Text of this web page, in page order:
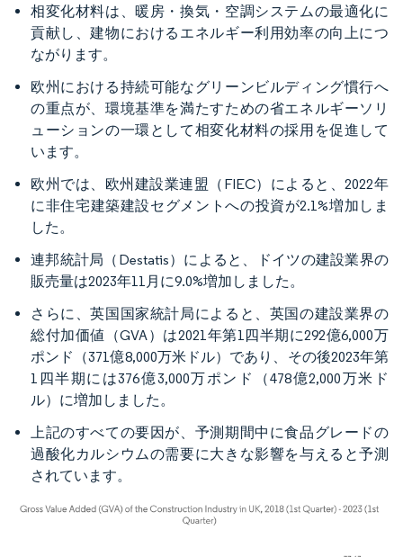
相変化材料は、暖房・換気・空調システムの最適化に
貢献し、建物におけるエネルギー利用効率の向上につ
ながります。
欧州における持続可能なグリーンビルディング慣行へ
の重点が、環境基準を満たすための省エネルギーソリ
ューションの一環として相変化材料の採用を促進して
います。
欧州では、欧州建設業連盟（FIEC）によると、2022年
に非住宅建築建設セグメントへの投資が2.1%増加しま
した。
連邦統計局（Destatis）によると、ドイツの建設業界の
販売量は2023年11月に9.0%増加しました。
さらに、英国国家統計局によると、英国の建設業界の
総付加価値（GVA）は2021年第1四半期に292億6,000万
ポンド（371億8,000万米ドル）であり、その後2023年第
1四半期には376億3,000万ポンド（478億2,000万米ド
ル）に増加しました。
上記のすべての要因が、予測期間中に食品グレードの
過酸化カルシウムの需要に大きな影響を与えると予測
されています。